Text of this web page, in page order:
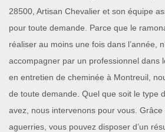
28500, Artisan Chevalier et son équipe
pour toute demande. Parce que le
réaliser au moins une fois dans l’année,
accompagner par un professionnel dans
en entretien de cheminée à Montreuil,
de toute demande. Quel que soit le type
avez, nous intervenons pour vous.
aguerries, vous pouvez disposer d’un